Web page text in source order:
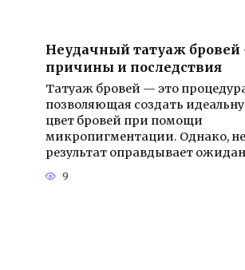
Неудачный татуаж
причины и последствия
Татуаж бровей — это
позволяющая создать
цвет бровей при помощи
микропигментации. Однако, не
результат оправдывает
9